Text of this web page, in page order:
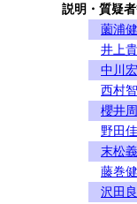
説明・質疑
薗浦
井上
中川
西村
櫻井
野田
末松
藤巻
沢田